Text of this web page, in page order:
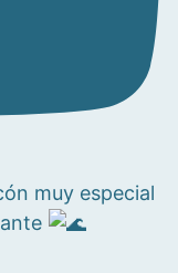
muy especial